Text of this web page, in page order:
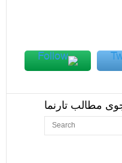
مطالب تارنما